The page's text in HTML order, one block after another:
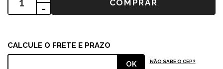
-
NÃO SABE O CEP?